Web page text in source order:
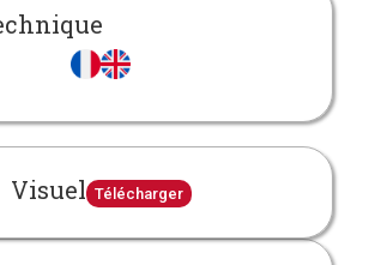
Visuel Télécharger